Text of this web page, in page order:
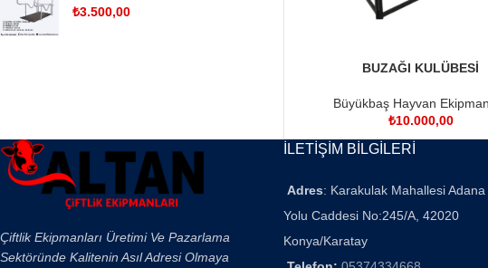
₺3.500,00
SEPETE EKLEBUZAĞI KULÜBESİ
Büyükbaş Hayvan
₺10.000,00
Çiftlik Ekipmanları Üretimi Ve Pazarlama
Sektöründe Kalitenin Asıl Adresi Olmaya
İLETİŞİM BİLGİLERİ
Adres: Karakulak Mahallesi
Yolu Caddesi No:245/A, 42020
Konya/Karatay